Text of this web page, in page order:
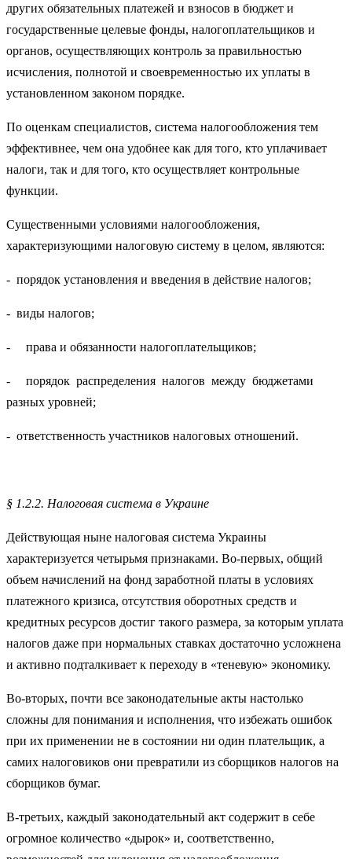
других обязательных платежей и взносов в бюджет и
государственные целевые фонды, налогоплательщиков и
органов, осуществляющих контроль за правильностью
исчисления, полнотой и своевременностью их уплаты в
установленном законом порядке.
По оценкам специалистов, система налогообложения тем
эффективнее, чем она удобнее как для того, кто уплачивает
налоги, так и для того, кто осуществляет контрольные
функции.
Существенными условиями налогообложения,
характеризующими налоговую систему в целом, являются:
- порядок установления и введения в действие налогов;
- виды налогов;
- права и обязанности налогоплательщиков;
- порядок распределения налогов между бюджетами
разных уровней;
- ответственность участников налоговых отношений.
§ 1.2.2. Налоговая система в Украине
Действующая ныне налоговая система Украины
характеризуется четырьмя признаками. Во-первых, общий
объем начислений на фонд заработной платы в условиях
платежного кризиса, отсутствия оборотных средств и
кредитных ресурсов достиг такого размера, за которым уплата
налогов даже при нормальных ставках достаточно усложнена
и активно подталкивает к переходу в «теневую» экономику.
Во-вторых, почти все законодательные акты настолько
сложны для понимания и исполнения, что избежать ошибок
при их применении не в состоянии ни один плательщик, а
самих налоговиков они превратили из сборщиков налогов на
сборщиков бумаг.
В-третьих, каждый законодательный акт содержит в себе
огромное количество «дырок» и, соответственно,